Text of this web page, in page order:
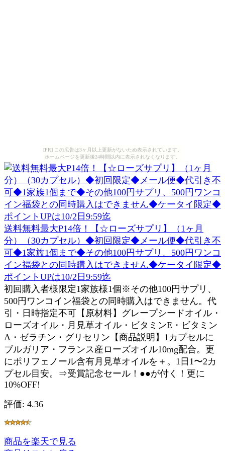
[PR] この広告は3ヶ月以上更新がないため表示されています。
ホームページを更新後24時間以内に表示されなくなります。
送料無料最大P14倍！【☆ローズサプリ】（1ヶ月
分）（30カプセル）◆初回限定◆メール便◆代引き不
可◆1家族1個まで◆その他100円サプリ、500円ワンコ
イン福袋との同時購入はできません◆ケータイ限定◆
ポイントUPは10/2日9:59迄
初回購入者様限定1家族様1個※その他100円サプリ、
500円ワンコイン福袋との同時購入はできません。代
引・日時指定不可【原材料】グレープシードオイル・
ローズオイル・月見草オイル・ビタミンE・ビタミン
A・ゼラチン・グリセリン【商品説明】1カプセルに
ブルガリア・フランス産ローズオイル10mg配合。更
にポリフェノール含有月見草オイルを＋。1日1〜2カ
プセル目安。⇒受賞記念セール！●●が付く！更に
10%OFF!
評価: 4.36
商品を楽天で見る